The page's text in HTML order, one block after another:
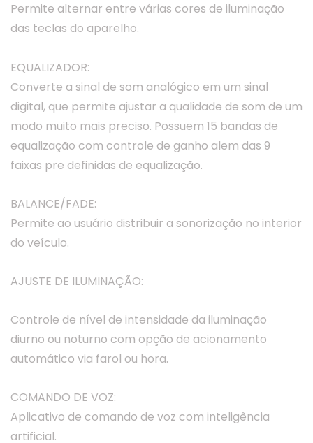
Permite alternar entre várias cores de iluminação
das teclas do aparelho.
EQUALIZADOR:
Converte a sinal de som analógico em um sinal
digital, que permite ajustar a qualidade de som de um
modo muito mais preciso. Possuem 15 bandas de
equalização com controle de ganho alem das 9
faixas pre definidas de equalização.
BALANCE/FADE:
Permite ao usuário distribuir a sonorização no interior
do veículo.
AJUSTE DE ILUMINAÇÃO:
Controle de nível de intensidade da iluminação
diurno ou noturno com opção de acionamento
automático via farol ou hora.
COMANDO DE VOZ:
Aplicativo de comando de voz com inteligência
artificial.